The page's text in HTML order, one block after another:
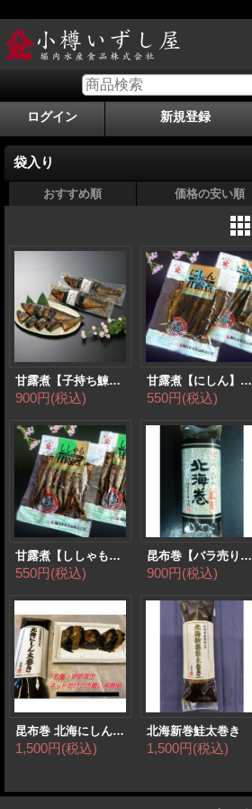
ログイン 新規登録
袋入り
おすすめ順 価格の安い順
甘露煮【子持ち鰊一本巻】1本
900円(税込)
甘露煮【にしん】110g
550円(税込)
甘露煮【ししゃも】130g
550円(税込)
昆布巻【バラ売り】紅さけ
900円(税込)
昆布巻 北海にしん太巻き
1,500円(税込)
北海新巻鮭太巻き
1,500円(税込)